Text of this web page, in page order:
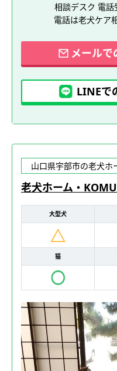
相談デスク 電
電話は老犬ケア
メールで
LINEで
山口県宇部市の老犬ホ
老犬ホーム・
大型犬
猫